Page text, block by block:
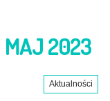
MAJ 2023
Aktualności